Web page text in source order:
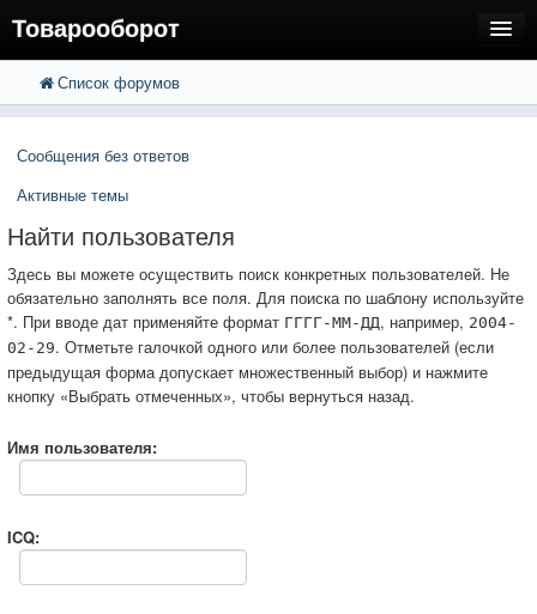
Товарооборот
FAQ
Вход
Расширенный поиск
Список форумов
Сообщения без ответов
Активные темы
Найти пользователя
Здесь вы можете осуществить поиск конкретных пользователей. Не
обязательно заполнять все поля. Для поиска по шаблону используйте
*. При вводе дат применяйте формат ГГГГ-ММ-ДД, например, 2004-
02-29. Отметьте галочкой одного или более пользователей (если
предыдущая форма допускает множественный выбор) и нажмите
кнопку «Выбрать отмеченных», чтобы вернуться назад.
Имя пользователя:
ICQ: